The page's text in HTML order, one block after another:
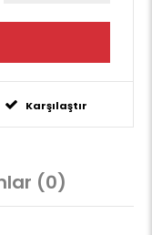
Karşılaştır
(0)